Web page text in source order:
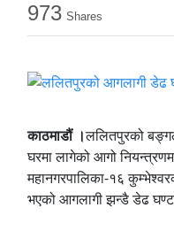
973 Shares
काठमाडौं ।ललितपुरको
घरमा लागेको आगो
महानगरपालिका-१६
भएको आगलागी झन्डै डेढ